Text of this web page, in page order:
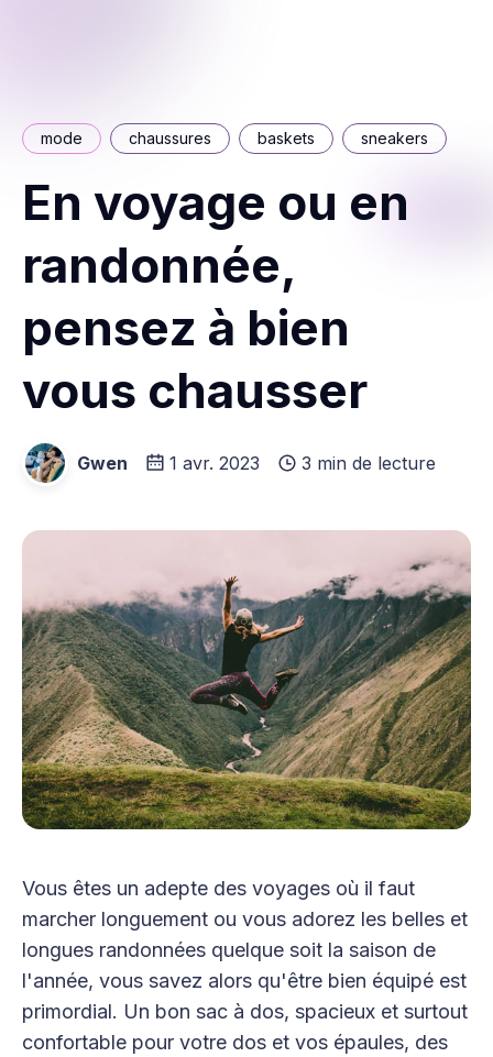
mode chaussures baskets sneakers
En voyage ou en
randonnée,
pensez à bien
vous chausser
Gwen 1 avr. 2023 3 min de lecture
Vous êtes un adepte des voyages où il faut
marcher longuement ou vous adorez les belles et
longues randonnées quelque soit la saison de
l'année, vous savez alors qu'être bien équipé est
primordial. Un bon sac à dos, spacieux et surtout
confortable pour votre dos et vos épaules, des